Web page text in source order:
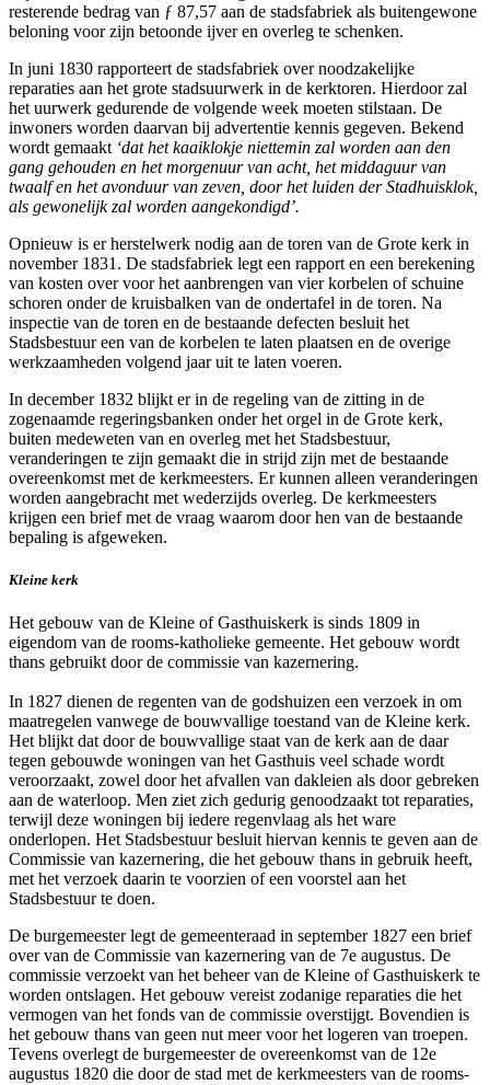
resterende bedrag van ƒ 87,57 aan de stadsfabriek als buitengewone
beloning voor zijn betoonde ijver en overleg te schenken.
In juni 1830 rapporteert de stadsfabriek over noodzakelijke
reparaties aan het grote stadsuurwerk in de kerktoren. Hierdoor zal
het uurwerk gedurende de volgende week moeten stilstaan. De
inwoners worden daarvan bij advertentie kennis gegeven. Bekend
wordt gemaakt ‘dat het kaaiklokje niettemin zal worden aan den
gang gehouden en het morgenuur van acht, het middaguur van
twaalf en het avonduur van zeven, door het luiden der Stadhuisklok,
als gewonelijk zal worden aangekondigd’.
Opnieuw is er herstelwerk nodig aan de toren van de Grote kerk in
november 1831. De stadsfabriek legt een rapport en een berekening
van kosten over voor het aanbrengen van vier korbelen of schuine
schoren onder de kruisbalken van de ondertafel in de toren. Na
inspectie van de toren en de bestaande defecten besluit het
Stadsbestuur een van de korbelen te laten plaatsen en de overige
werkzaamheden volgend jaar uit te laten voeren.
In december 1832 blijkt er in de regeling van de zitting in de
zogenaamde regeringsbanken onder het orgel in de Grote kerk,
buiten medeweten van en overleg met het Stadsbestuur,
veranderingen te zijn gemaakt die in strijd zijn met de bestaande
overeenkomst met de kerkmeesters. Er kunnen alleen veranderingen
worden aangebracht met wederzijds overleg. De kerkmeesters
krijgen een brief met de vraag waarom door hen van de bestaande
bepaling is afgeweken.
Kleine kerk
Het gebouw van de Kleine of Gasthuiskerk is sinds 1809 in
eigendom van de rooms-katholieke gemeente. Het gebouw wordt
thans gebruikt door de commissie van kazernering.
In 1827 dienen de regenten van de godshuizen een verzoek in om
maatregelen vanwege de bouwvallige toestand van de Kleine kerk.
Het blijkt dat door de bouwvallige staat van de kerk aan de daar
tegen gebouwde woningen van het Gasthuis veel schade wordt
veroorzaakt, zowel door het afvallen van dakleien als door gebreken
aan de waterloop. Men ziet zich gedurig genoodzaakt tot reparaties,
terwijl deze woningen bij iedere regenvlaag als het ware
onderlopen. Het Stadsbestuur besluit hiervan kennis te geven aan de
Commissie van kazernering, die het gebouw thans in gebruik heeft,
met het verzoek daarin te voorzien of een voorstel aan het
Stadsbestuur te doen.
De burgemeester legt de gemeenteraad in september 1827 een brief
over van de Commissie van kazernering van de 7e augustus. De
commissie verzoekt van het beheer van de Kleine of Gasthuiskerk te
worden ontslagen. Het gebouw vereist zodanige reparaties die het
vermogen van het fonds van de commissie overstijgt. Bovendien is
het gebouw thans van geen nut meer voor het logeren van troepen.
Tevens overlegt de burgemeester de overeenkomst van de 12e
augustus 1820 die door de stad met de kerkmeesters van de rooms-